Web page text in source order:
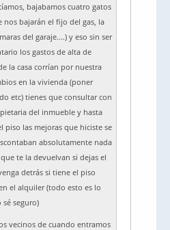
bajabamos cuatro gatos
nos bajarán el fijo del gas, la
del garaje....) y eso sin ser
los gastos de alta de
la casa corrían por nuestra
en la vivienda (poner
etc) tienes que consultar con
del inmueble y hasta
piso las mejoras que hiciste se
absolutamente nada
te la devuelvan si dejas el
detrás si tiene el piso
el alquiler (todo esto es lo
seguro)
vecinos de cuando entramos